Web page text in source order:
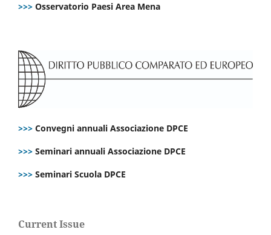
>>> Osservatorio Paesi Area Mena
>>> Convegni annuali Associazione DPCE
>>> Seminari annuali Associazione DPCE
>>> Seminari Scuola DPCE
Current Issue